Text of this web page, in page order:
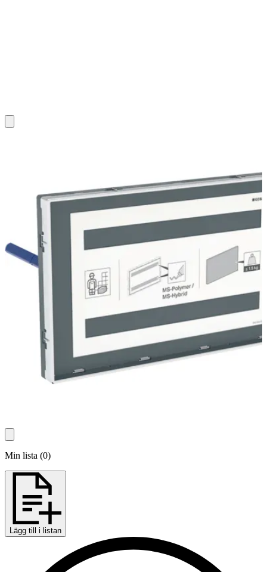
Min lista (0)
Lägg till i listan